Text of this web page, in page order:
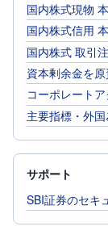
国内株式現物
国内株式信用
国内株式 取引
資本剰余金を
コーポレート
主要指標・外
サポート
SBI証券のセキ